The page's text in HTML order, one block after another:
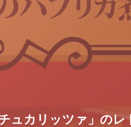
ュカリッツァ」のレ